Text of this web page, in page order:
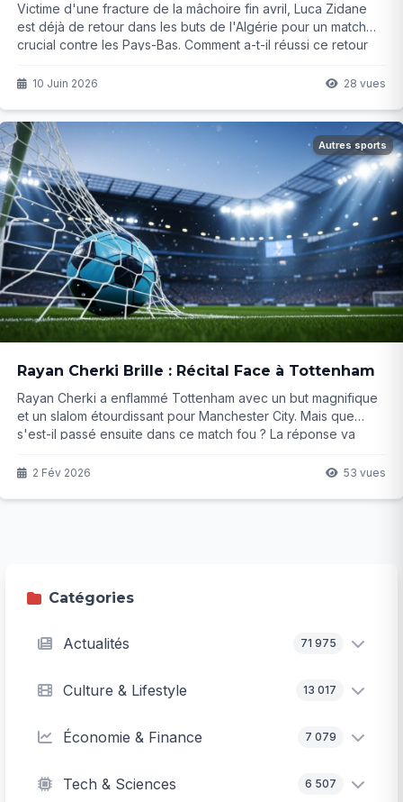
Victime d'une fracture de la mâchoire fin avril, Luca Zidane
est déjà de retour dans les buts de l'Algérie pour un match
crucial contre les Pays-Bas. Comment a-t-il réussi ce retour
pourrait surprendre...
10 Juin 2026 28 vues
Autres sports
Rayan Cherki Brille : Récital Face à Tottenham
Rayan Cherki a enflammé Tottenham avec un but magnifique
et un slalom étourdissant pour Manchester City. Mais que
s'est-il passé ensuite dans ce match fou ? La réponse va
2 Fév 2026 53 vues
Catégories
Actualités 71 975
Culture & Lifestyle 13 017
Économie & Finance 7 079
Tech & Sciences 6 507